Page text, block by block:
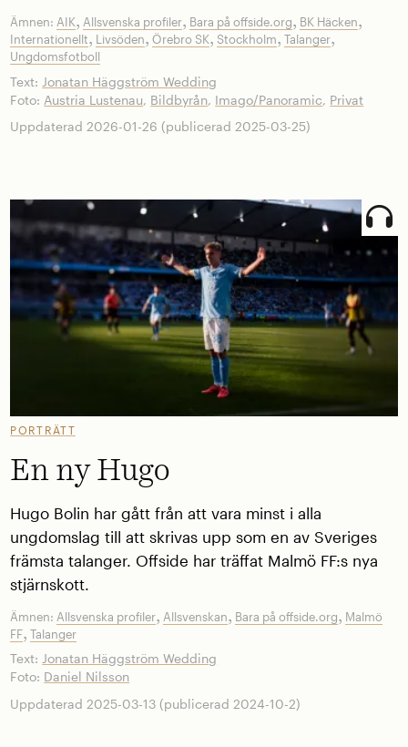
Ämnen:AIK,Allsvenska profiler, Bara på offside.org, BK Häcken,
Internationellt, Livsöden,Örebro SK,Stockholm,Talanger,
Ungdomsfotboll
Text: Jonatan Häggström Wedding
Foto: Austria Lustenau, Bildbyrån, Imago/Panoramic, Privat
Uppdaterad 2026-01-26 (publicerad 2025-03-25)
PORTRÄTT
En ny Hugo
Hugo Bolin har gått från att vara minst i alla
ungdomslag till att skrivas upp som en av Sveriges
främsta talanger. Offside har träffat Malmö FF:s nya
stjärnskott.
Ämnen: Allsvenska profiler,Allsvenskan, Bara på offside.org, Malmö
FF,Talanger
Text:Jonatan Häggström Wedding
Foto: Daniel Nilsson
Uppdaterad 2025-03-13 (publicerad 2024-10-2)